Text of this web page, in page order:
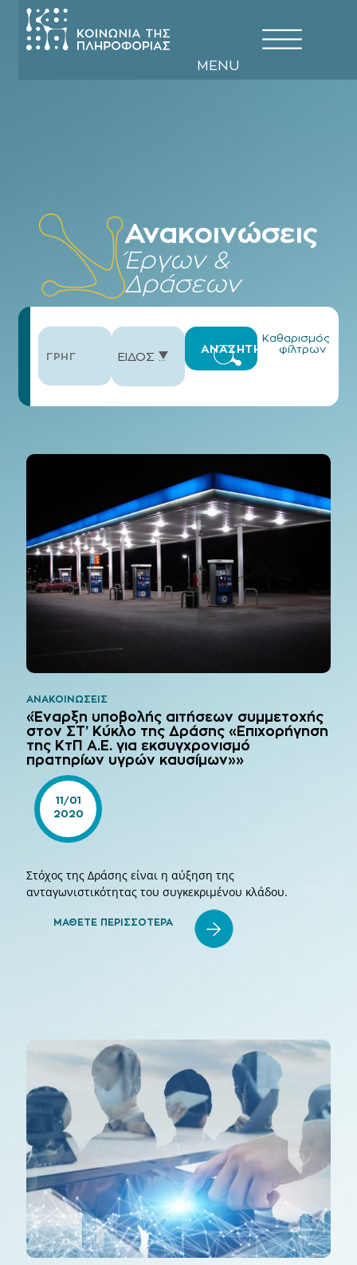
EN GR
MENU
Ανακοινώσεις
Έργων &
Δράσεων
ΕΙΔΟΣ ΑΝΑΚΟΙΝΩΣΗΣ
ΑΝΑΖΗΤΗΣΗ
Καθαρισμός
φίλτρων
ΑΝΑΚΟΙΝΏΣΕΙΣ
«Έναρξη υποβολής αιτήσεων συμμετοχής
στον ΣΤ’ Κύκλο της Δράσης «Επιχορήγηση
της ΚτΠ Α.Ε. για εκσυγχρονισμό
πρατηρίων υγρών καυσίμων»»
11/01
2020
Στόχος της Δράσης είναι η αύξηση της
ανταγωνιστικότητας του συγκεκριμένου κλάδου.
ΜΑΘΕΤΕ ΠΕΡΙΣΣΟΤΕΡΑ